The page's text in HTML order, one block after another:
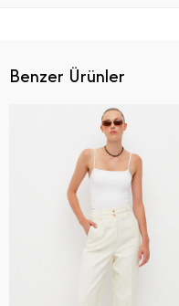
Benzer Ürünler